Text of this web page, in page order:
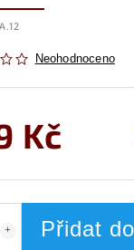
Neohodnoceno
Kč
Přidat